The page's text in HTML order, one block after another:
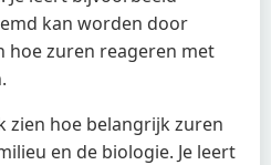
kan worden door
hoe zuren reageren met
zien hoe belangrijk zuren
en de biologie. Je leert